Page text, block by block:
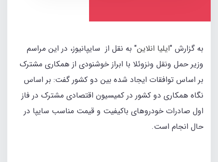
به گزارش "ایلیا انلاین" به نقل از سایپانیوز، در این مراسم
وزیر حمل ونقل ونزوئلا با ابراز خوشنودی از همکاری مشترک
بر اساس توافقات ایجاد شده بین دو کشور گفت: بر اساس
نگاه همکاری دو کشور در کمیسیون اقتصادی مشترک در فاز
اول صادرات خودروهای باکیفیت و قیمت مناسب سایپا در
حال انجام است.